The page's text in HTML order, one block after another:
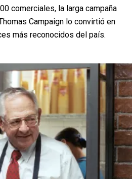
comerciales, la larga campaña
Campaign lo convirtió en
más reconocidos del país.